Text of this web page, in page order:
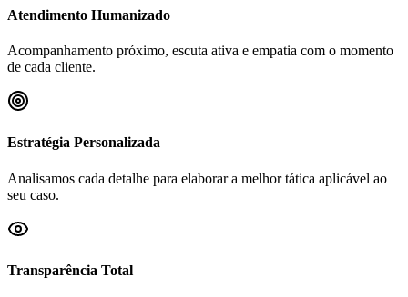
Atendimento Humanizado
Acompanhamento próximo, escuta ativa e empatia com o momento
de cada cliente.
Estratégia Personalizada
Analisamos cada detalhe para elaborar a melhor tática aplicável ao
seu caso.
Transparência Total